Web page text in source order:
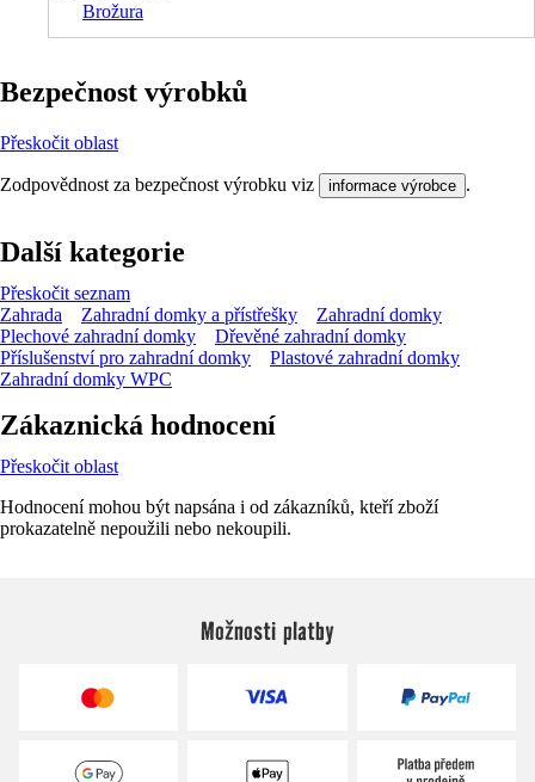
Brožura
Bezpečnost výrobků
Přeskočit oblast
Zodpovědnost za bezpečnost výrobku viz informace výrobce .
Další kategorie
Přeskočit seznam
Zahrada
Zahradní domky a přístřešky
Zahradní domky
Plechové zahradní domky
Dřevěné zahradní domky
Příslušenství pro zahradní domky
Plastové zahradní domky
Zahradní domky WPC
Zákaznická hodnocení
Přeskočit oblast
Hodnocení mohou být napsána i od zákazníků, kteří zboží
prokazatelně nepoužili nebo nekoupili.
Možnosti platby